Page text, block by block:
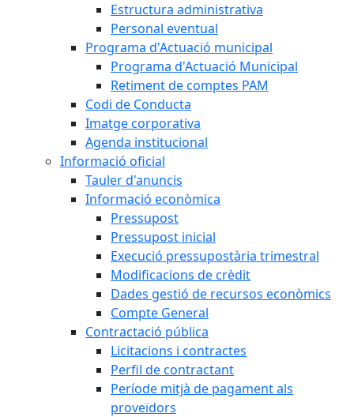
Estructura administrativa
Personal eventual
Programa d'Actuació municipal
Programa d'Actuació Municipal
Retiment de comptes PAM
Codi de Conducta
Imatge corporativa
Agenda institucional
Informació oficial
Tauler d'anuncis
Informació econòmica
Pressupost
Pressupost inicial
Execució pressupostària trimestral
Modificacions de crèdit
Dades gestió de recursos econòmics
Compte General
Contractació pública
Licitacions i contractes
Perfil de contractant
Període mitjà de pagament als
proveïdors